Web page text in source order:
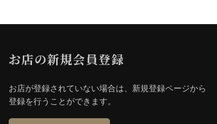
お店の新規会員登録
お店が登録されていない場合は、新規登録ページから
登録を⾏うことができます。